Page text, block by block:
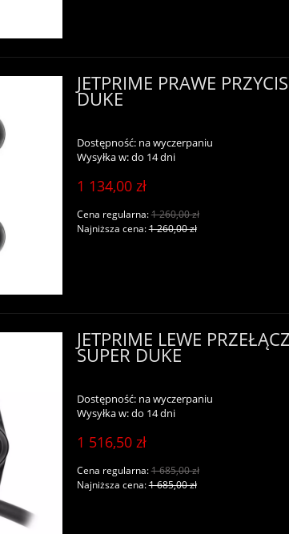
JETPRIME PRAWE
DUKE
Dostępność: na wyczerpaniu
Wysyłka w:do 14 dni
1 134,00 zł
Cena regularna:1 260,00 zł
Najniższa cena:1 260,00 zł
JETPRIME LEWE
SUPER DUKE
Dostępność: na wyczerpaniu
Wysyłka w:do 14 dni
1 516,50 zł
Cena regularna:1 685,00 zł
Najniższa cena:1 685,00 zł